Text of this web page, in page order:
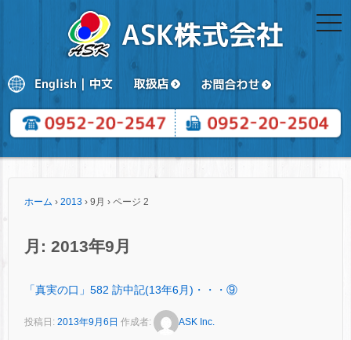
ホーム › 2013 › 9月 › ページ 2
月: 2013年9月
「真実の口」582 訪中記(13年6月)・・・⑨
投稿日: 2013年9月6日 作成者: ASK Inc.